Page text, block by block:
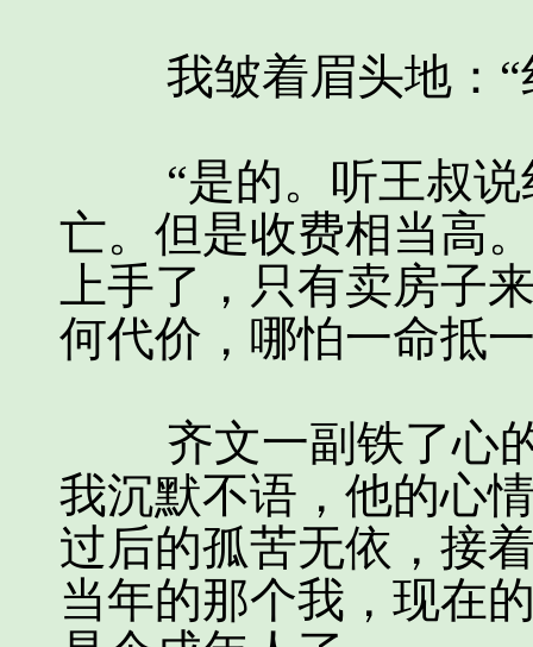
我皱着眉头地：“
“是的。听王叔说
亡。但是收费相当高
上手了，只有卖房子
何代价，哪怕一命抵
齐文一副铁了心的
我沉默不语，他的心
过后的孤苦无依，接
当年的那个我，现在